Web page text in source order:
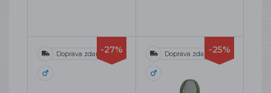
-27%
Doprava zdarma -25%
Doprava zdarma